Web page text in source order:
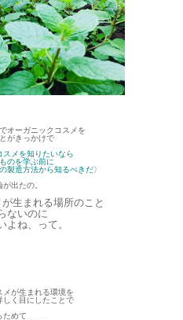
オーガニックコスメを
がきっかけで
スメを知りたいなら
のを学ぶ前に
製造方法から知るべきだ〉
が出たの。
生まれる場所のこと
ないのに
よね、って。
メが生まれる環境を
しく目にしたことで
ためて